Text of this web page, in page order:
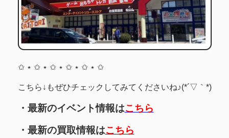
✩ ⋆ ✩ ⋆ ✩ ⋆ ✩ ⋆ ✩ ⋆ ✩
こちら↓もぜひチェックしてみてくださいね♪(*´▽｀*)
・最新のイベント情報はこちら
・最新の買取情報はこちら